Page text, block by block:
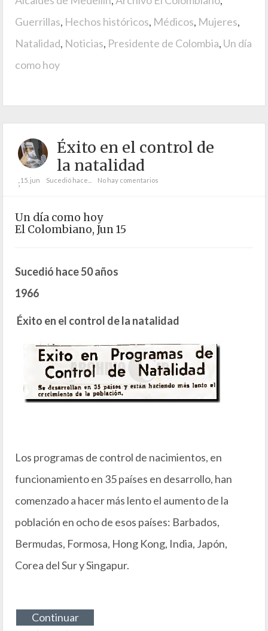
Guerrillas, Hechos históricos, Médicos, Mujeres,
Natalidad, Noticias, Presidente de Colombia, Un día
como hoy
Éxito en el control de
la natalidad
;15. jun Sucedió hace... No hay comentarios
Un día como hoy
El Colombiano, Jun 15
Sucedió hace 50 años
1966
Éxito en el control de la natalidad
Los programas de control de nacimientos, en
funcionamiento en 35 países en desarrollo, han
comenzado a hacer más lento el aumento de la
población en ocho de esos países: Barbados,
Bermudas, Formosa, Hong Kong, India, Japón,
Corea del Sur y Singapur.
Continuar